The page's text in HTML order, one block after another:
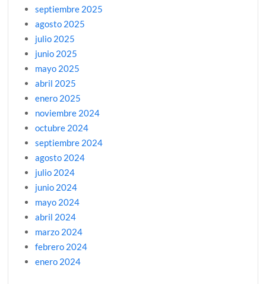
septiembre 2025
agosto 2025
julio 2025
junio 2025
mayo 2025
abril 2025
enero 2025
noviembre 2024
octubre 2024
septiembre 2024
agosto 2024
julio 2024
junio 2024
mayo 2024
abril 2024
marzo 2024
febrero 2024
enero 2024